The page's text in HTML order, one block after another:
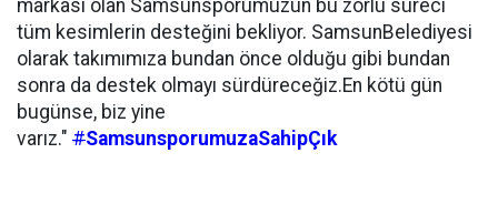
markası olan Samsunsporumuzun bu zorlu süreci
tüm kesimlerin desteğini bekliyor. SamsunBelediyesi
olarak takımımıza bundan önce olduğu gibi bundan
sonra da destek olmayı sürdüreceğiz.En kötü gün
bugünse, biz yine
varız." #SamsunsporumuzaSahipÇık